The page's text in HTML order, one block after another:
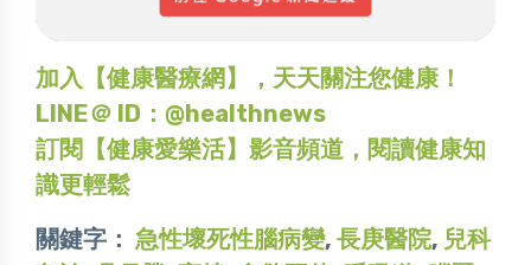
加入【健康醫療網】，天天關注您健康！
LINE＠ ID：@healthnews
訂閱【健康愛樂活】影音頻道，閱讀健康知
識更輕鬆
關鍵字： 急性壞死性腦病變, 長庚醫院, 兒科